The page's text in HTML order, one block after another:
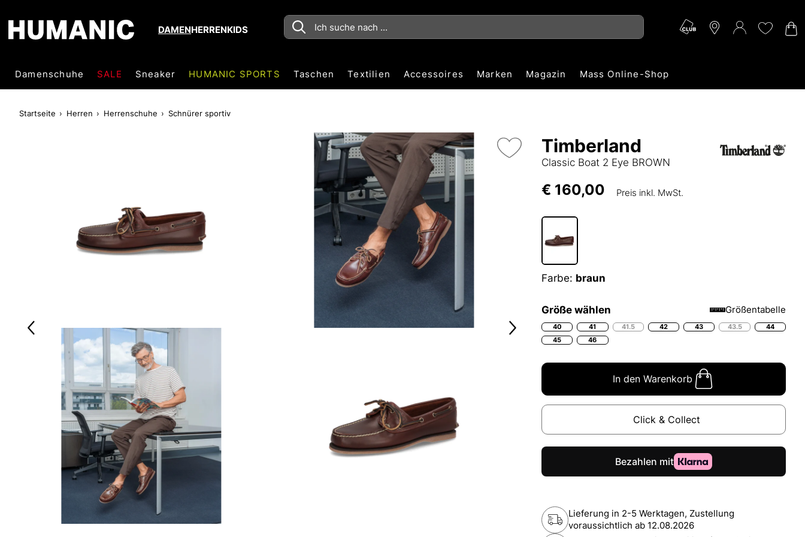
DAMENHERRENKIDS
Damenschuhe SALE Sneaker HUMANIC SPORTS Taschen Textilien Accessoires Marken Magazin Mass Online-Shop
Startseite Herren Herrenschuhe Schnürer sportiv
Timberland
Classic Boat 2 Eye BROWN
€ 160,00 Preis inkl. MwSt.
Farbe: braun
Größe wählen Größentabelle
40 41 41.5 42 43 43.5
44
45
46
In den Warenkorb
Click & Collect
Lieferung in 2-5 Werktagen, Zustellung
voraussichtlich ab 12.08.2026